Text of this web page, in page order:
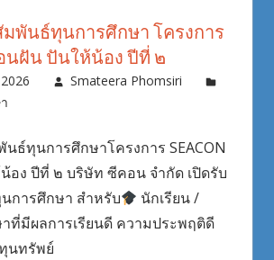
พันธ์ทุนการศึกษา โครงการ
อนฝัน ปันให้น้อง ปีที่ ๒
Smateera Phomsiri
ธ์ทุนการศึกษาโครงการ SEACON
อง ปีที่ ๒ บริษัท ซีคอน จำกัด เปิดรับ
การศึกษา สำหรับ
นักเรียน /
ที่มีผลการเรียนดี ความประพฤติดี
นทรัพย์